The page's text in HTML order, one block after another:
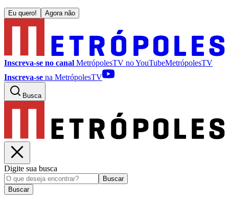
Eu quero! Agora não
Inscreva-se no canal MetrópolesTV noYouTubeMetrópolesTV
Inscreva-se na MetrópolesTV
Busca
Digite sua busca
Buscar
Buscar